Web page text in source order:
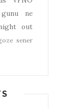
ne
out
sener